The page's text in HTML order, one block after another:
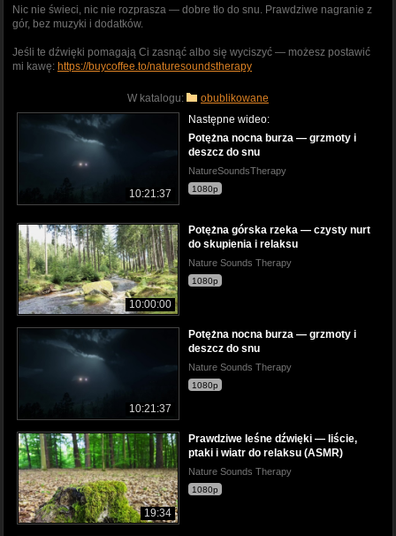
Nic nie świeci, nic nie rozprasza — dobre tło do snu. Prawdziwe nagranie z
gór, bez muzyki i dodatków.
Jeśli te dźwięki pomagają Ci zasnąć albo się wyciszyć — możesz postawić
mi kawę: https://buycoffee.to/naturesoundstherapy
W katalogu: obublikowane
10:21:37
Następne wideo:
Potężna nocna burza — grzmoty i
deszcz do snu
NatureSoundsTherapy
1080p
10:00:00
Potężna górska rzeka — czysty nurt
do skupienia i relaksu
Nature Sounds Therapy
1080p
10:21:37
Potężna nocna burza — grzmoty i
deszcz do snu
Nature Sounds Therapy
1080p
19:34
Prawdziwe leśne dźwięki — liście,
ptaki i wiatr do relaksu (ASMR)
Nature Sounds Therapy
1080p